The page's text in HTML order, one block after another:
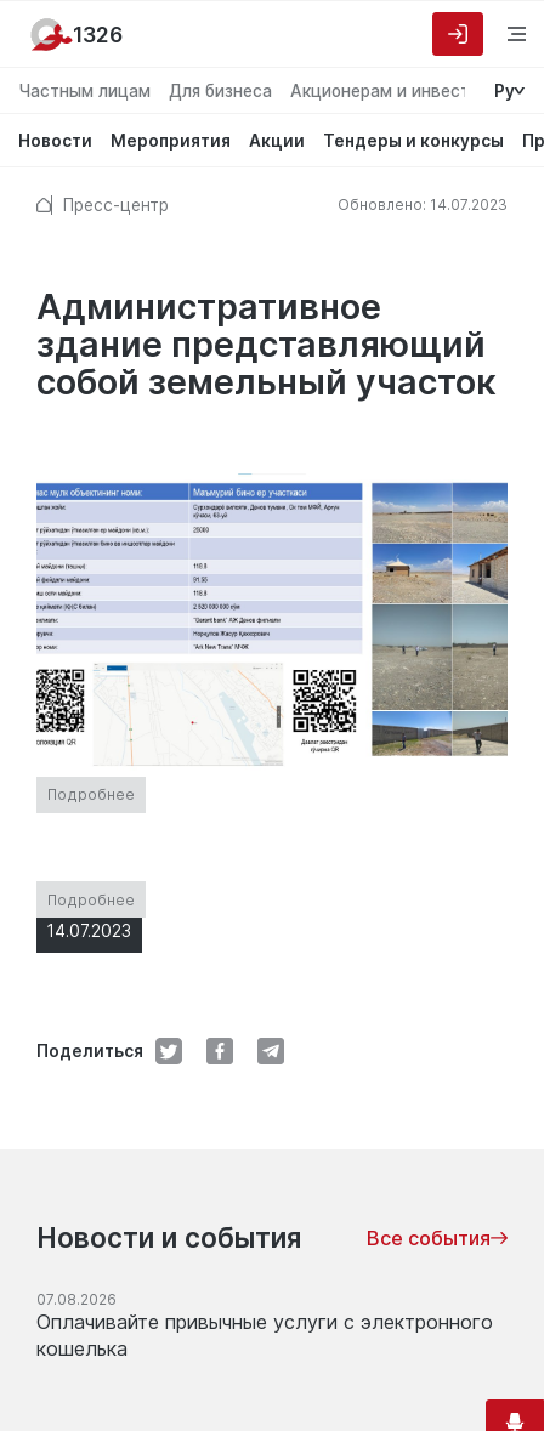
Частным лицам Для бизнеса Акционерам и инвесторам
Ру
Новости Мероприятия Акции Тендеры и конкурсы
1326
Пресс-центр Обновлено: 14.07.2023
Административное
здание представляющий
собой земельный участок
Подробнее
14.07.2023
Поделиться
Подробнее
Новости и события Все события
07.08.2026
Оплачивайте привычные услуги с электронного
кошелька